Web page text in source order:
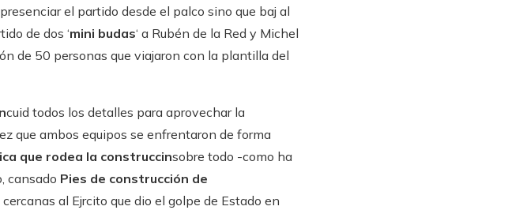
el partido desde el palco sino que baj al
de dos ‘mini budas‘ a Rubén de la Red y Michel
de 50 personas que viajaron con la plantilla del
cuid todos los detalles para aprovechar la
que ambos equipos se enfrentaron de forma
que rodea la construccinsobre todo -como ha
cansado Pies de construcción de
al Ejrcito que dio el golpe de Estado en